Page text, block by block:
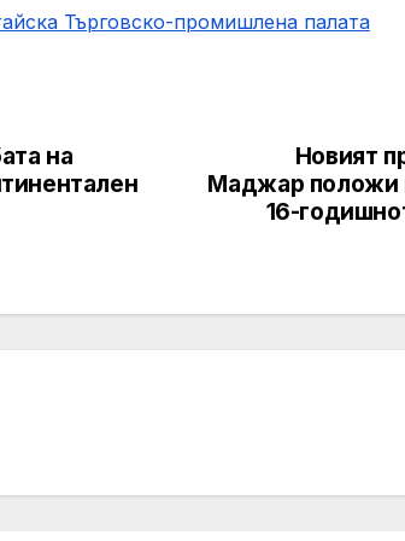
Търговско-промишлена палaта
Новият
Маджар положи
16-
на